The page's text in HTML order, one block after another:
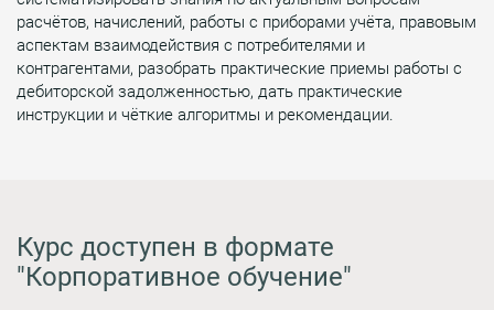
расчётов, начислений, работы с приборами учёта, правовым
аспектам взаимодействия с потребителями и
контрагентами, разобрать практические приемы работы с
дебиторской задолженностью, дать практические
инструкции и чёткие алгоритмы и рекомендации.
Курс доступен в формате
"Корпоративное обучение"